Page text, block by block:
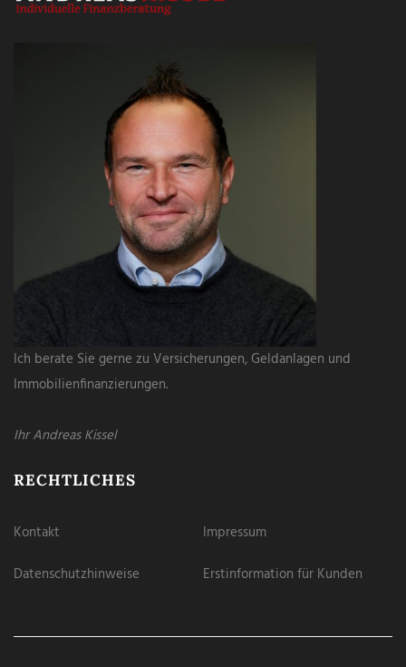
Ich berate Sie gerne zu Versicherungen, Geldanlagen und
Immobilienfinanzierungen.
Ihr Andreas Kissel
RECHTLICHES
Kontakt
Impressum
Datenschutzhinweise
Erstinformation für Kunden